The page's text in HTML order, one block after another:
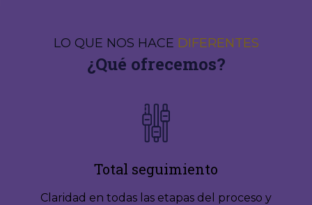
LO QUE NOS HACE DIFERENTES
¿Qué ofrecemos?
Total seguimiento
Claridad en todas las etapas del proceso y